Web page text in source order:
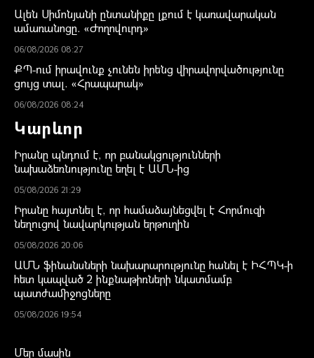
Ալեն Սիմոնյանի ընտանիքը լքում է կառավարական
ամառանոցը. «Ժողովուրդ»
06/08/2026 08:27
ՔՊ-ում իրավունք չունեն իրենց վիրավորվածությունը
ցույց տալ. «Հրապարակ»
06/08/2026 08:24
Կարևոր
Իրանը պնդում է, որ բանակցությունների
նախաձեռնությունը եղել է ԱՄՆ-ից
05/08/2026 21:29
Իրանը հայտնել է, որ համաձայնեցվել է Հորմուզի
նեղուցով նավարկության երթուղին
05/08/2026 20:06
ԱՄՆ ֆինանսների նախարարությունը հանել է ԻՀՊԿ-ի
հետ կապված 2 ինքնաթիռների նկատմամբ
պատժամիջոցները
05/08/2026 19:54
Մեր մասին